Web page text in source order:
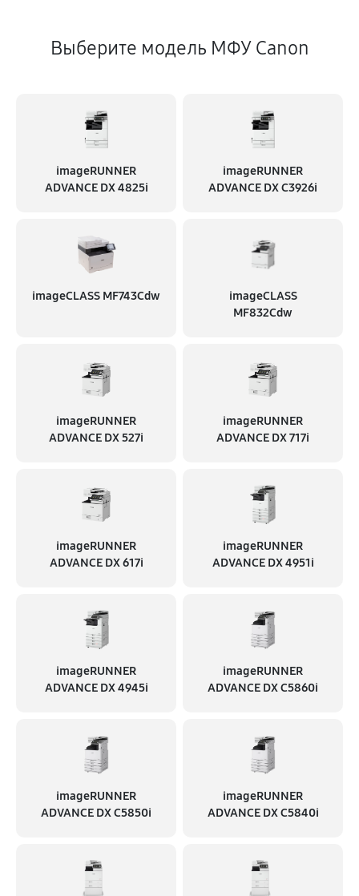
Выберите модель МФУ Canon
imageRUNNER
ADVANCE DX 4825i
imageRUNNER
ADVANCE DX C3926i
imageCLASS MF743Cdw
imageCLASS
MF832Cdw
imageRUNNER
ADVANCE DX 527i
imageRUNNER
ADVANCE DX 717i
imageRUNNER
ADVANCE DX 617i
imageRUNNER
ADVANCE DX 4951i
imageRUNNER
ADVANCE DX 4945i
imageRUNNER
ADVANCE DX C5860i
imageRUNNER
ADVANCE DX C5850i
imageRUNNER
ADVANCE DX C5840i